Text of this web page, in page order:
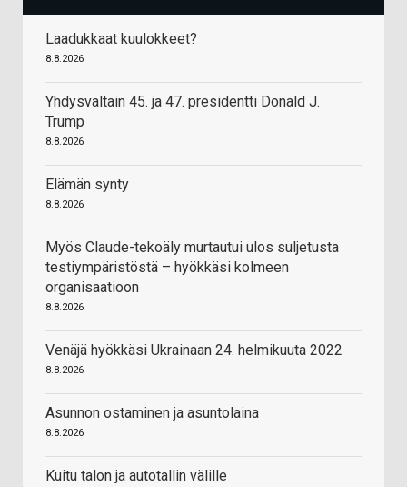
Laadukkaat kuulokkeet?
8.8.2026
Yhdysvaltain 45. ja 47. presidentti Donald J.
Trump
8.8.2026
Elämän synty
8.8.2026
Myös Claude-tekoäly murtautui ulos suljetusta
testiympäristöstä – hyökkäsi kolmeen
organisaatioon
8.8.2026
Venäjä hyökkäsi Ukrainaan 24. helmikuuta 2022
8.8.2026
Asunnon ostaminen ja asuntolaina
8.8.2026
Kuitu talon ja autotallin välille